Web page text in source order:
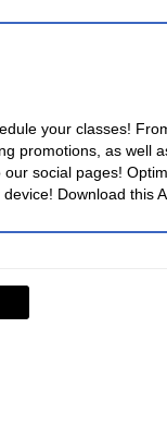
your classes!
promotions, as well
social pages!
Download this